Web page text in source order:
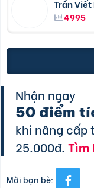
Trần Viết
4995
Nhận ngay
50 điểm
khi nâng cấp
25.000đ.Tìm
Mời bạn bè: